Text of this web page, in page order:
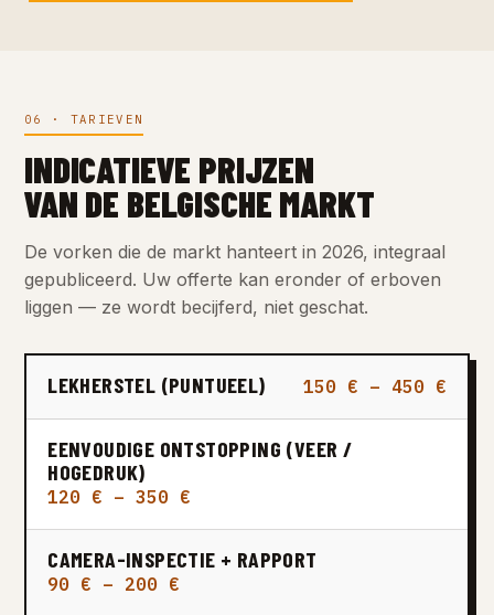
06 · TARIEVEN
INDICATIEVE PRIJZEN
VAN DE BELGISCHE MARKT
De vorken die de markt hanteert in 2026, integraal
gepubliceerd. Uw offerte kan eronder of erboven
liggen — ze wordt becijferd, niet geschat.
LEKHERSTEL (PUNTUEEL) 150 € – 450 €
EENVOUDIGE ONTSTOPPING (VEER /
HOGEDRUK)
120 € – 350 €
CAMERA-INSPECTIE + RAPPORT
90 € – 200 €